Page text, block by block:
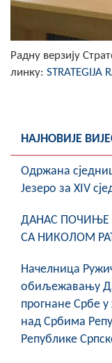
Радну верзију
линку: STRATEGIJA
НАЈНОВИЈЕ
Oдржана
Језеро за XIV
ДАНАС ПОЧИЊЕ
СА НИКОЛОМ
Начелница
обиљежавању
прогнане Србе
над Србима
Републике